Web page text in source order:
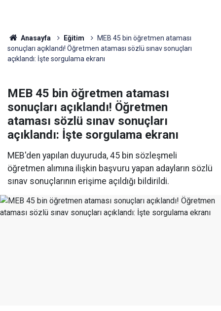
Anasayfa Eğitim
MEB 45 bin öğretmen ataması
sonuçları açıklandı! Öğretmen ataması sözlü sınav sonuçları
açıklandı: İşte sorgulama ekranı
MEB 45 bin öğretmen ataması
sonuçları açıklandı! Öğretmen
ataması sözlü sınav sonuçları
açıklandı: İşte sorgulama ekranı
MEB'den yapılan duyuruda, 45 bin sözleşmeli
öğretmen alımına ilişkin başvuru yapan adayların sözlü
sınav sonuçlarının erişime açıldığı bildirildi.